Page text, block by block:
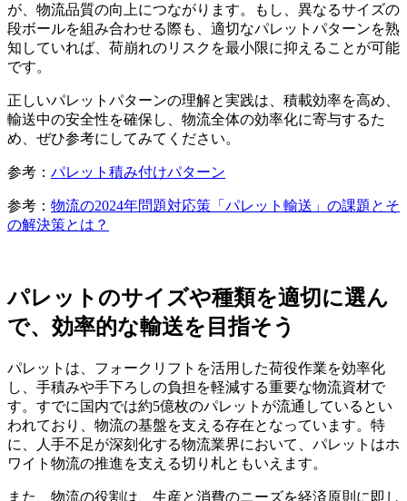
が、物流品質の向上につながります。もし、異なるサイズの
段ボールを組み合わせる際も、適切なパレットパターンを熟
知していれば、荷崩れのリスクを最小限に抑えることが可能
です。
正しいパレットパターンの理解と実践は、積載効率を高め、
輸送中の安全性を確保し、物流全体の効率化に寄与するた
め、ぜひ参考にしてみてください。
参考： パレット積み付けパターン
参考： 物流の2024年問題対応策「パレット輸送」の課題とそ
の解決策とは？
パレットのサイズや種類を適切に選ん
で、効率的な輸送を目指そう
パレットは、フォークリフトを活用した荷役作業を効率化
し、手積みや手下ろしの負担を軽減する重要な物流資材で
す。すでに国内では約5億枚のパレットが流通しているとい
われており、物流の基盤を支える存在となっています。特
に、人手不足が深刻化する物流業界において、パレットはホ
ワイト物流の推進を支える切り札ともいえます。
また、物流の役割は、生産と消費のニーズを経済原則に即し